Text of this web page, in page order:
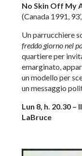
No Skin Off My
(Canada 1991,
Un parrucchiere
freddo giorno nel
quartiere per
emarginato,
un modello per
un messaggio
Lun 8, h. 20.30
LaBruce